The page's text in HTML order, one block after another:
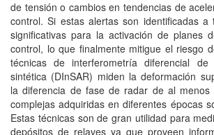
de tensión o cambios en tendencias de
control. Si estas alertas son identificadas a
significativas para la activación de planes
control, lo que finalmente mitigue el riesgo
técnicas de interferometría diferencial
sintética (DInSAR) miden la deformación
la diferencia de fase de radar de al menos
complejas adquiridas en diferentes épocas
Estas técnicas son de gran utilidad para
depósitos de relaves ya que proveen